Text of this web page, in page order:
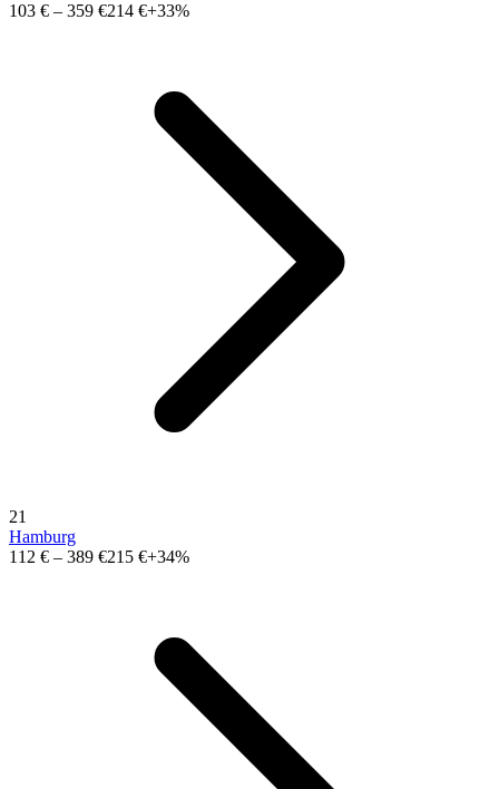
103 € – 359 €214 €+33%
21
Hamburg
112 € – 389 €215 €+34%